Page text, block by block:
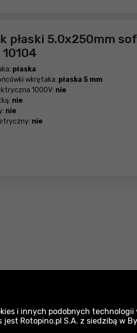
płaski 5.0x250mm
płaska
wkrętaka: płaska 5 mm
1000V: nie
nie
nie
nie
i innych podobnych technologii
Rotopino.pl S.A. z siedzibą w